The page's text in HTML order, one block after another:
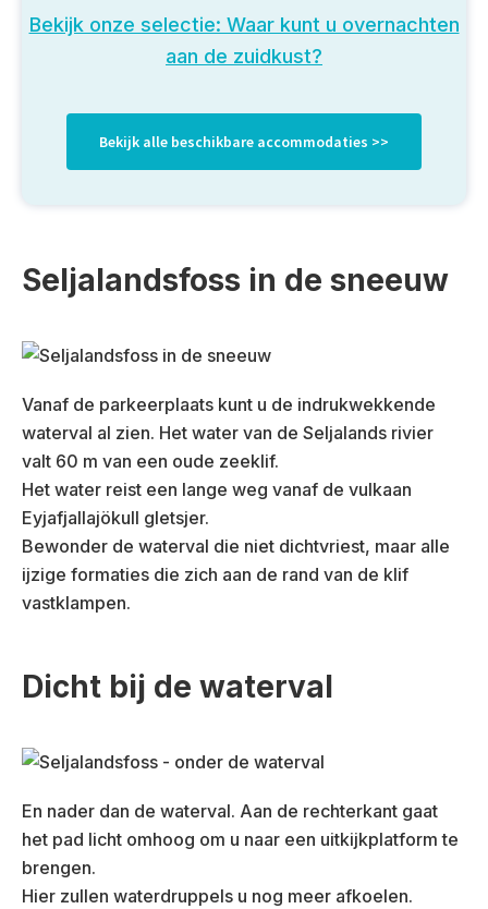
Bekijk onze selectie: Waar kunt u overnachten
aan de zuidkust?
Bekijk alle beschikbare accommodaties >>
Seljalandsfoss in de sneeuw
Vanaf de parkeerplaats kunt u de indrukwekkende
waterval al zien. Het water van de Seljalands rivier
valt 60 m van een oude zeeklif.
Het water reist een lange weg vanaf de vulkaan
Eyjafjallajökull gletsjer.
Bewonder de waterval die niet dichtvriest, maar alle
ijzige formaties die zich aan de rand van de klif
vastklampen.
Dicht bij de waterval
En nader dan de waterval. Aan de rechterkant gaat
het pad licht omhoog om u naar een uitkijkplatform te
brengen.
Hier zullen waterdruppels u nog meer afkoelen.